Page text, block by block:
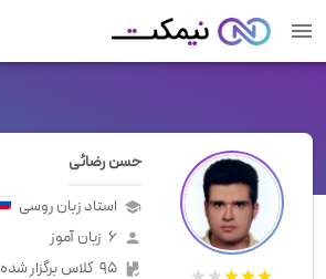
حسن رضائی
استاد زبانروسی
۶ زبان آموز
۹۵ کلاس برگزار شده